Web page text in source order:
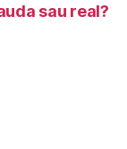
sau real?